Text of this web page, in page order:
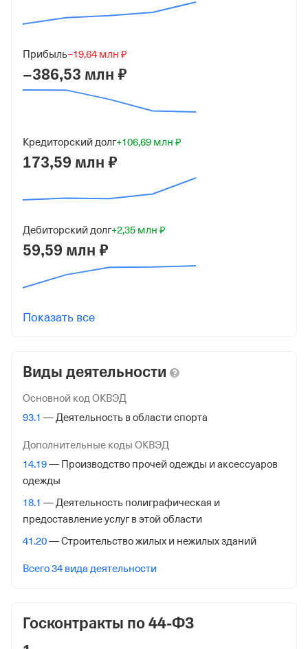
19 800 ₽ (40%)
Ельчанинов Андрей Вячеславович
6 800 ₽ (14%)
"ТКБ ИНВЕСТИЦИИ"
2 970 ₽ (6%)
Пенкин Евгений Сергеевич
Форма
Малый бизнес
Дата регистрации
Юридический адрес
115419, г Москва, ул Орджоникидзе, д 11 стр 1а
ИНН
7722810381
ОГРН
1137746480630
от 6 июня 2013
13 апреля 2016
Прибыль−19,64 млн ₽
−386,53 млн ₽
Кредиторский долг+106,69 млн ₽
173,59 млн ₽
Дебиторский долг+2,35 млн ₽
59,59 млн ₽
Показать все
Виды деятельности
Основной код ОКВЭД
93.1 — Деятельность в области спорта
Дополнительные коды ОКВЭД
14.19— Производство прочей одежды и аксессуаров
одежды
18.1 — Деятельность полиграфическая и
предоставление услуг в этой области
41.20— Строительство жилых и нежилых зданий
Всего 34 вида деятельности
Госконтракты по 44-ФЗ